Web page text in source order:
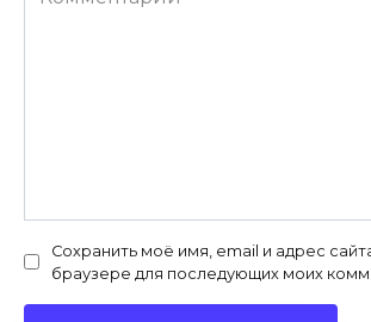
Сохранить моё имя, email и адрес
браузере для последующих моих